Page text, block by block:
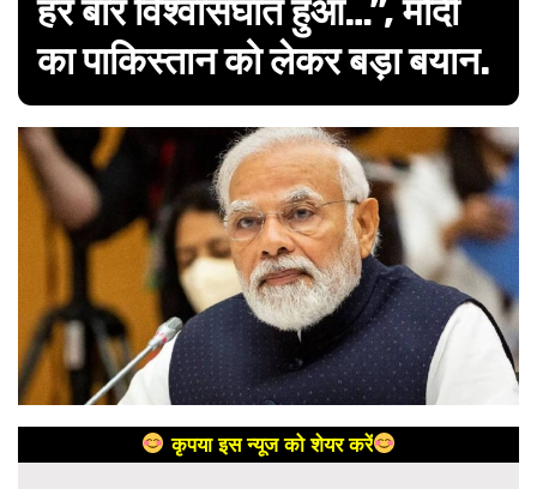
हर बार विश्वासघात हुआ…”, मोदी
का पाकिस्तान को लेकर बड़ा बयान.
कृपया इस न्यूज को शेयर करें